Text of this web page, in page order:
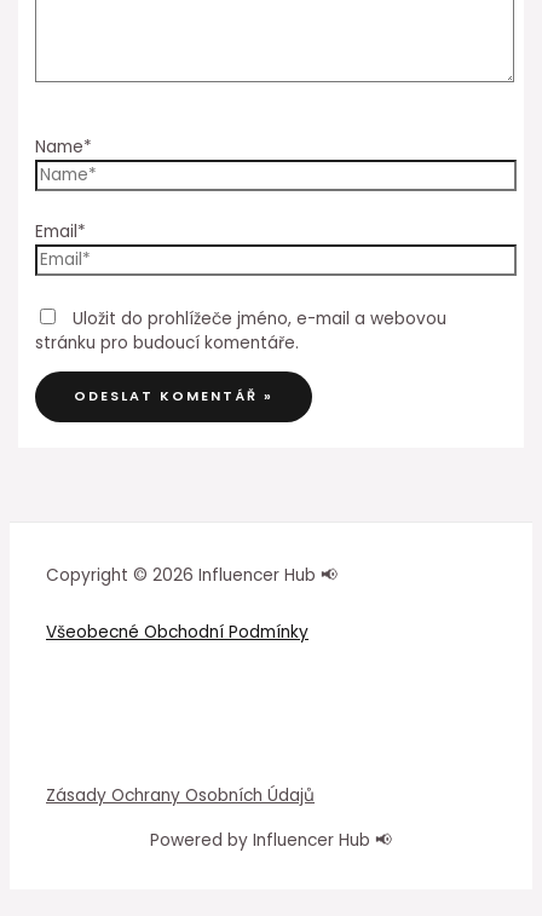
Name*
Email*
Uložit do prohlížeče jméno, e-mail a webovou
stránku pro budoucí komentáře.
Copyright © 2026 Influencer Hub 📢
Všeobecné Obchodní Podmínky
Zásady Ochrany Osobních Údajů
Powered by Influencer Hub 📢